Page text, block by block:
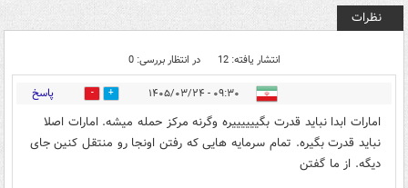
نظرات
انتشار یافته: 12 در انتظار بررسی: 0
۰۹:۳۰ - ۱۴۰۵/۰۳/۲۴ 3 پاسخ
امارات ابدا نباید قدرت بگییییییره وگرنه مرکز حمله میشه. امارات اصلا
نباید قدرت بگیره. تمام سرمایه هایی که رفتن اونجا رو منتقل کنین جای
دیگه. از ما گفتن